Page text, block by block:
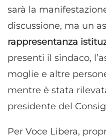
sarà la
discussione, ma un
rappresentanza
presenti il sindaco,
moglie e altre
mentre è stata
presidente del
Per Voce Libera,